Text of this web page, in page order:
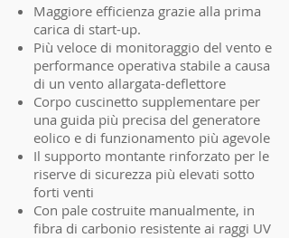
Maggiore efficienza grazie alla prima
carica di start-up.
Più veloce di monitoraggio del vento e
performance operativa stabile a causa
di un vento allargata-deflettore
Corpo cuscinetto supplementare per
una guida più precisa del generatore
eolico e di funzionamento più agevole
Il supporto montante rinforzato per le
riserve di sicurezza più elevati sotto
forti venti
Con pale costruite manualmente, in
fibra di carbonio resistente ai raggi UV